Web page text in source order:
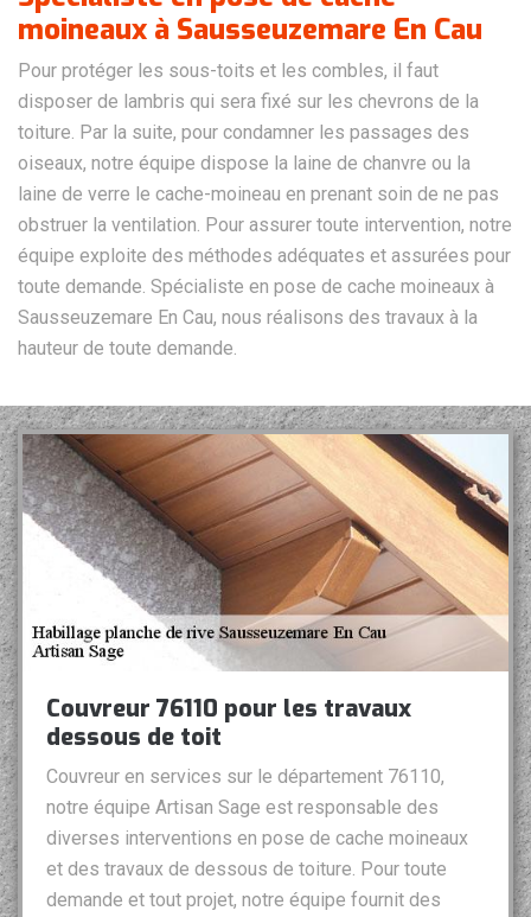
moineaux à Sausseuzemare En Cau
Pour protéger les sous-toits et les combles, il faut
disposer de lambris qui sera fixé sur les chevrons de la
toiture. Par la suite, pour condamner les passages des
oiseaux, notre équipe dispose la laine de chanvre ou la
laine de verre le cache-moineau en prenant soin de ne pas
obstruer la ventilation. Pour assurer toute intervention, notre
équipe exploite des méthodes adéquates et assurées pour
toute demande. Spécialiste en pose de cache moineaux à
Sausseuzemare En Cau, nous réalisons des travaux à la
hauteur de toute demande.
Couvreur 76110 pour les travaux
dessous de toit
Couvreur en services sur le département 76110,
notre équipe Artisan Sage est responsable des
diverses interventions en pose de cache moineaux
et des travaux de dessous de toiture. Pour toute
demande et tout projet, notre équipe fournit des